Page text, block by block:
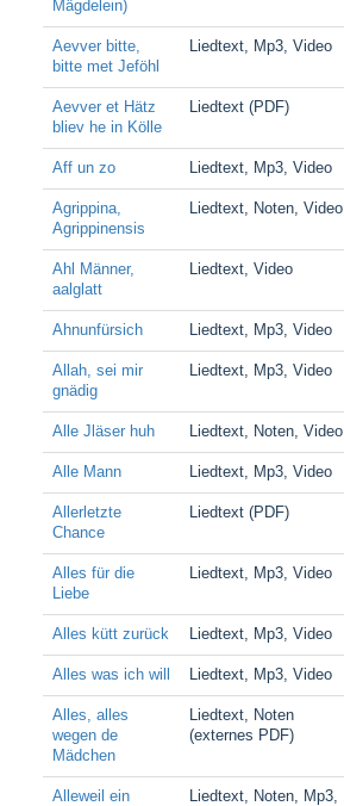
Mägdelein)
Aevver bitte,
bitte met Jeföhl
Liedtext, Mp3, Video
Aevver et Hätz
bliev he in Kölle
Liedtext (PDF)
Aff un zo Liedtext, Mp3, Video
Agrippina,
Agrippinensis
Liedtext, Noten, Video
Ahl Männer,
aalglatt
Liedtext, Video
Ahnunfürsich Liedtext, Mp3, Video
Allah, sei mir
gnädig
Liedtext, Mp3, Video
Alle Jläser huh Liedtext, Noten, Video
Alle Mann Liedtext, Mp3, Video
Allerletzte
Chance
Liedtext (PDF)
Alles für die
Liebe
Liedtext, Mp3, Video
Alles kütt zurück Liedtext, Mp3, Video
Alles was ich will Liedtext, Mp3, Video
Alles, alles
wegen de
Mädchen
Liedtext, Noten
(externes PDF)
Alleweil ein
Liedtext, Noten, Mp3,